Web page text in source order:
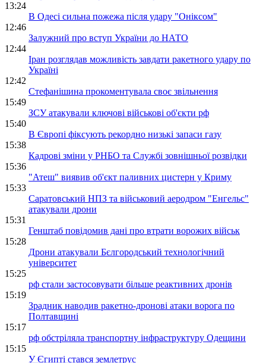
13:24
В Одесі сильна пожежа після удару "Оніксом"
12:46
Залужний про вступ України до НАТО
12:44
Іран розглядав можливість завдати ракетного удару по
Україні
12:42
Стефанішина прокоментувала своє звільнення
15:49
ЗСУ атакували ключові військові об'єкти рф
15:40
В Європі фіксують рекордно низькі запаси газу
15:38
Кадрові зміни у РНБО та Службі зовнішньої розвідки
15:36
"Атеш" виявив об'єкт паливних цистерн у Криму
15:33
Саратовський НПЗ та військовий аеродром "Енгельс"
атакували дрони
15:31
Генштаб повідомив дані про втрати ворожих військ
15:28
Дрони атакували Бєлгородський технологічний
університет
15:25
рф стали застосовувати більше реактивних дронів
15:19
Зрадник наводив ракетно-дронові атаки ворога по
Полтавщині
15:17
рф обстріляла транспортну інфраструктуру Одещини
15:15
У Єгипті стався землетрус